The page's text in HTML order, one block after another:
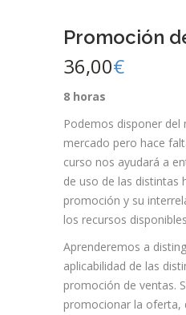
Promoción
36,00€
8 horas
Podemos disponer
mercado pero hace
curso nos ayudará a
de uso de las distintas
promoción y su
los recursos
Aprenderemos a
aplicabilidad de las
promoción de ventas.
promocionar la oferta,